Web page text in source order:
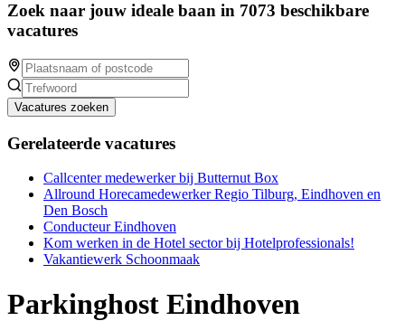
Zoek naar jouw ideale baan in 7073 beschikbare
vacatures
Vacatures zoeken
Gerelateerde vacatures
Callcenter medewerker bij Butternut Box
Allround Horecamedewerker Regio Tilburg, Eindhoven en
Den Bosch
Conducteur Eindhoven
Kom werken in de Hotel sector bij Hotelprofessionals!
Vakantiewerk Schoonmaak
Parkinghost Eindhoven